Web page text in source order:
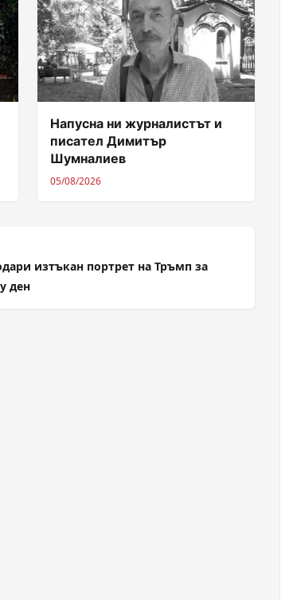
Напусна ни журналистът и
писател Димитър
Шумналиев
05/08/2026
изтъкан портрет на Тръмп за
ден